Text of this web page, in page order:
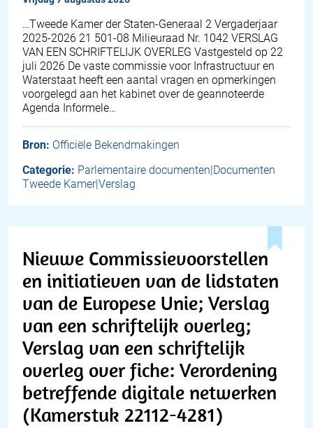
…Tweede Kamer der Staten-Generaal 2 Vergaderjaar
2025-2026 21 501-08 Milieuraad Nr. 1042 VERSLAG
VAN EEN SCHRIFTELIJK OVERLEG Vastgesteld op 22
juli 2026 De vaste commissie voor Infrastructuur en
Waterstaat heeft een aantal vragen en opmerkingen
voorgelegd aan het kabinet over de geannoteerde
Agenda Informele…
Bron: Officiële Bekendmakingen
Categorie: Parlementaire documenten|Documenten
Tweede Kamer|Verslag
Nieuwe Commissievoorstellen
en initiatieven van de lidstaten
van de Europese Unie; Verslag
van een schriftelijk overleg;
Verslag van een schriftelijk
overleg over fiche: Verordening
betreffende digitale netwerken
(Kamerstuk 22112-4281)